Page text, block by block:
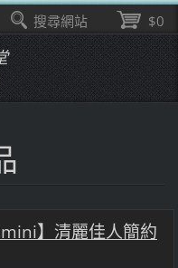
】清麗佳人簡約
$0
搜尋網站